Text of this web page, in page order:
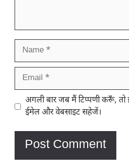
Name
Email
Website
अगली बार जब मैं टिप्पणी करूँ, तो
ईमेल और वेबसाइट सहेजें।